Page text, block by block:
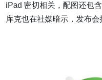
iPad 密切相关，配图还包
库克也在社媒暗示，发布会